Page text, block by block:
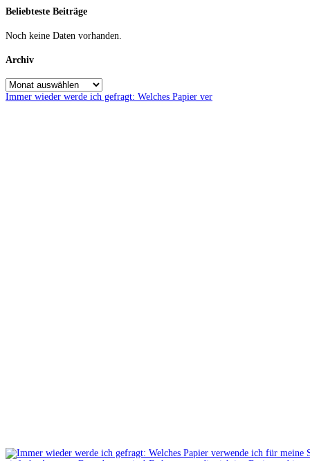
Beliebteste Beiträge
Noch keine Daten vorhanden.
Archiv
Immer wieder werde ich gefragt: Welches Papier ver